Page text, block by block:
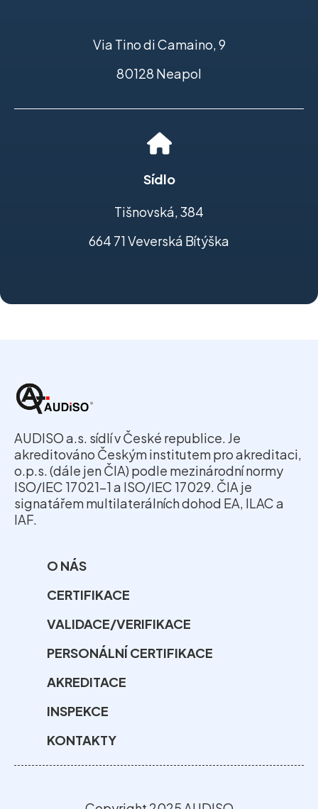
Via Tino di Camaino, 9
80128 Neapol
Sídlo
Tišnovská, 384
664 71 Veverská Bítýška
AUDISO a.s. sídlí v České republice. Je
akreditováno Českým institutem pro akreditaci,
o.p.s. (dále jen ČIA) podle mezinárodní normy
ISO/IEC 17021-1 a ISO/IEC 17029. ČIA je
signatářem multilaterálních dohod EA, ILAC a
IAF.
O NÁS
CERTIFIKACE
VALIDACE/VERIFIKACE
PERSONÁLNÍ CERTIFIKACE
AKREDITACE
INSPEKCE
KONTAKTY